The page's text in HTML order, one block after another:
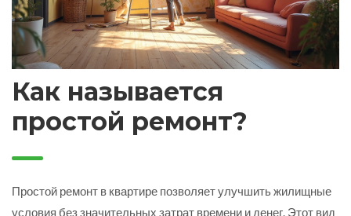
Как называется
простой ремонт?
Простой ремонт в квартире позволяет улучшить жилищные
условия без значительных затрат времени и денег. Этот вид